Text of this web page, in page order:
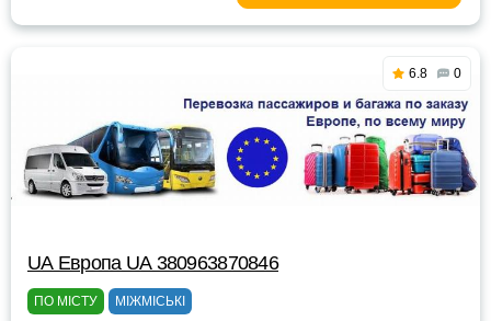
6.8 0
UА Европа UА 380963870846
ПО МІСТУ МІЖМІСЬКІ